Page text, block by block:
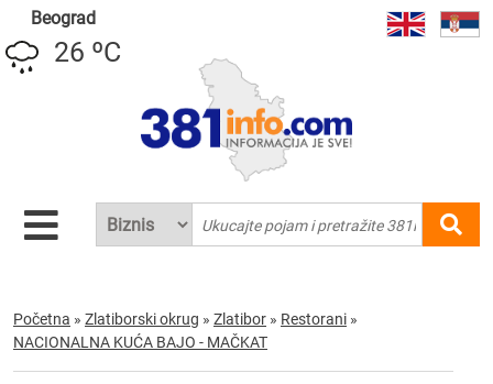
Beograd
26 ºC
Početna » Zlatiborski okrug » Zlatibor » Restorani »
NACIONALNA KUĆA BAJO - MAČKAT